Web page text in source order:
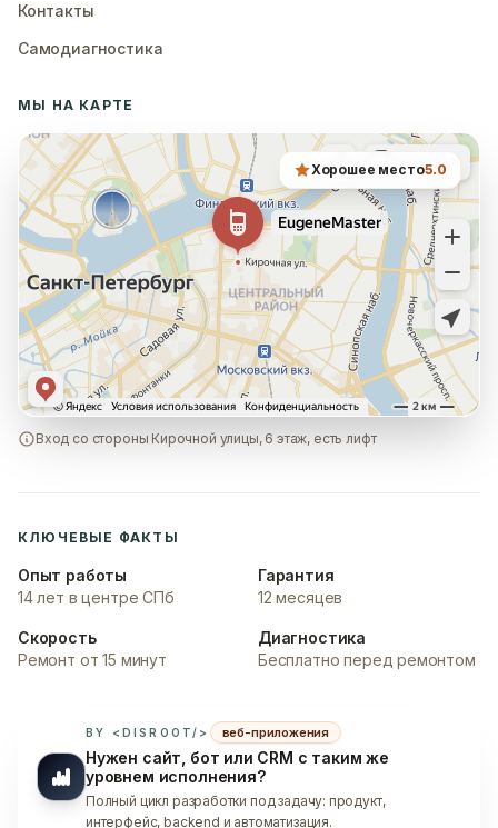
Контакты
Самодиагностика
МЫ НА КАРТЕ
Хорошее место5.0
Вход со стороны Кирочной улицы, 6 этаж, есть лифт
КЛЮЧЕВЫЕ ФАКТЫ
Опыт работы
14 лет в центре СПб
Гарантия
12 месяцев
Скорость
Ремонт от 15 минут
Диагностика
Бесплатно перед ремонтом
BY <DISROOT/> веб-приложения
Нужен сайт, бот или CRM с таким же
уровнем исполнения?
Полный цикл разработки под задачу: продукт,
интерфейс, backend и автоматизация.